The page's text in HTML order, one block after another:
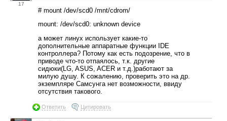
17
# mount /dev/scd0 /mnt/cdrom/
mount: /dev/scd0: unknown device
а может линух использует какие-то
дополнительные аппаратные функции IDE
контроллера? Потому как есть подозрение, что в
приводе что-то отпаялось, т.к. другие
сидюки(LG, ASUS, ACER и т.д.)работают за
милую душу. К сожалению, проверить это на др.
экземпляре Самсунга нет возможности, ввиду
отсутствия такового.
Ответить Цитировать